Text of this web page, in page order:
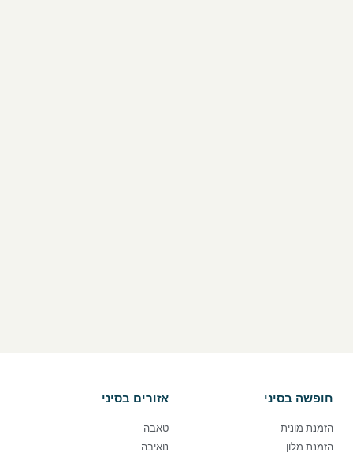
חופשה בסיני
הזמנת מונית
הזמנת מלון
אזורים בסיני
טאבה
נואיבה